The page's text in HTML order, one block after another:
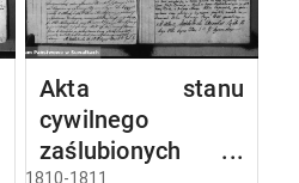
Akta stanu
cywilnego
zaślubionych w
1810-1811